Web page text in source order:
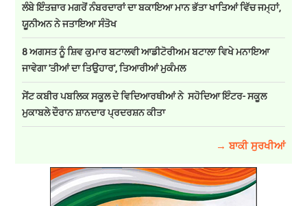
ਲੰਬੇ ਇੰਤਜ਼ਾਰ ਮਗਰੋਂ ਨੰਬਰਦਾਰਾਂ ਦਾ ਬਕਾਇਆ ਮਾਨ ਭੱਤਾ ਖਾਤਿਆਂ ਵਿੱਚ ਜਮ੍ਹਾਂ,
ਯੂਨੀਅਨ ਨੇ ਜਤਾਇਆ ਸੰਤੋਖ
8 ਅਗਸਤ ਨੂੰ ਸ਼ਿਵ ਕੁਮਾਰ ਬਟਾਲਵੀ ਆਡੀਟੋਰੀਅਮ ਬਟਾਲਾ ਵਿਖੇ ਮਨਾਇਆ
ਜਾਵੇਗਾ 'ਤੀਆਂ ਦਾ ਤਿਉਹਾਰ', ਤਿਆਰੀਆਂ ਮੁਕੰਮਲ
ਸੇਂਟ ਕਬੀਰ ਪਬਲਿਕ ਸਕੂਲ ਦੇ ਵਿਦਿਆਰਥੀਆਂ ਨੇ ਸਹੋਦਿਆ ਇੰਟਰ- ਸਕੂਲ
ਮੁਕਾਬਲੇ ਦੌਰਾਨ ਸ਼ਾਨਦਾਰ ਪ੍ਰਦਰਸ਼ਨ ਕੀਤਾ
→ ਬਾਕੀ ਸੁਰਖੀਆਂ